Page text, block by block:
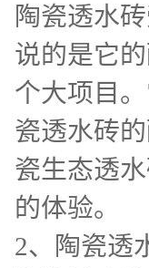
陶瓷透水
说的是它
个大项目
瓷透水砖
瓷生态透
的体验。
2、陶瓷透